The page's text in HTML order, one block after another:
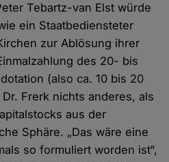
Tebartz-van Elst würde
ein Staatbediensteter
zur Ablösung ihrer
des 20- bis
(also ca. 10 bis 20
Frerk nichts anderes, als
aus der
Sphäre. „Das wäre eine
so formuliert worden ist“,